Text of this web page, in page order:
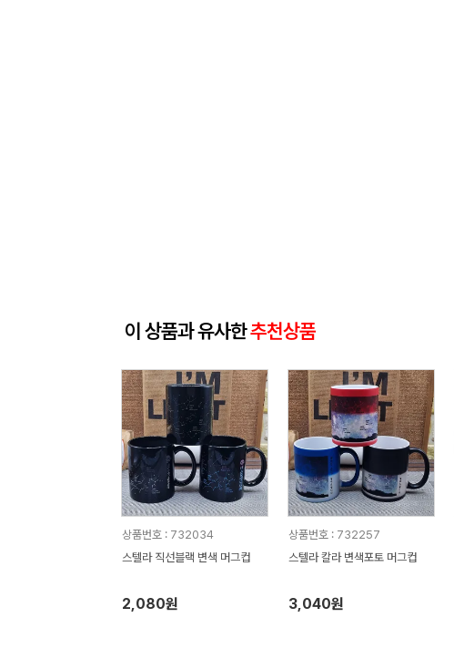
이 상품과 유사한추천상품
상품번호 : 732034
스텔라 직선블랙 변색 머그컵
2,080원
상품번호 : 732257
스텔라 칼라 변색포토 머그컵
3,040원